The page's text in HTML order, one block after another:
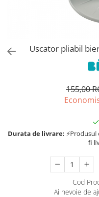
Jucarii electronice
Jocuri de societate
Uscator pliabil
155,00
Durata de livrare:
fi
Cod
Ai nevoie de